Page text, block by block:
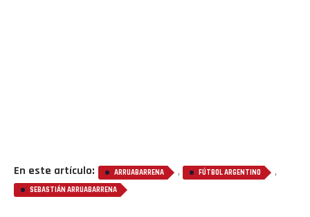
En este artículo: ARRUABARRENA , FÚTBOL ARGENTINO ,
SEBASTIÁN ARRUABARRENA